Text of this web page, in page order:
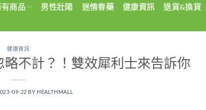
有商品 男性壯陽 迷情春藥 健康資訊 退貨&換貨
健康資訊
不計？！雙效犀利士來告訴你
09-22 BY HEALTHMALL